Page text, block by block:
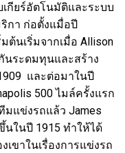
เกียร์อัตโนมัติและระบบ
กา ก่อตั้งแมื่อปี
ต้นเริ่มจากเมื่อ Allison
นระดมทุนและสร้าง
และต่อมาในปี
500 ไมล์ครั้งแรก
มแข่งรถแล้ว James
นในปี 1915 ทำให้ได้
เขาในเรื่องการแข่งรถ